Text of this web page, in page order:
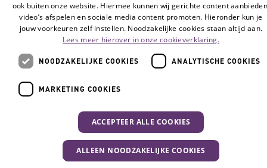
ook buiten onze website. Hiermee kunnen wij gerichte content
video’s afspelen en sociale media content promoten. Hieronder kun je
jouw voorkeuren zelf instellen. Noodzakelijke cookies staan altijd aan.
Lees meer hierover in onze cookieverklaring.
NOODZAKELIJKE COOKIES ANALYTISCHE COOKIES
MARKETING COOKIES
ACCEPTEER ALLE COOKIES
ALLEEN NOODZAKELIJKE COOKIES